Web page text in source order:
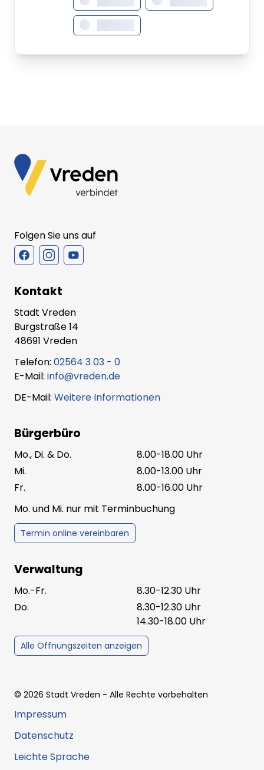
Folgen Sie uns auf
Kontakt
Stadt Vreden
Burgstraße 14
48691 Vreden
Telefon: 02564 3 03 - 0
E-Mail: info@vreden.de
DE-Mail: Weitere Informationen
Bürgerbüro
Mo., Di. & Do.
8.00-18.00 Uhr
Mi.
8.00-13.00 Uhr
Fr.
8.00-16.00 Uhr
Mo. und Mi. nur mit Terminbuchung
Termin online vereinbaren
Verwaltung
Mo.-Fr.
8.30-12.30 Uhr
Do.
8.30-12.30 Uhr
14.30-18.00 Uhr
Alle Öffnungszeiten anzeigen
© 2026 Stadt Vreden - Alle Rechte vorbehalten
Impressum
Datenschutz
Leichte Sprache